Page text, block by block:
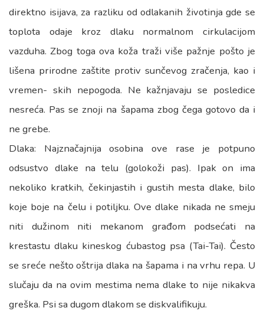
direktno isijava, za razliku od odlakanih životinja gde se
toplota odaje kroz dlaku normalnom cirkulacijom
vazduha. Zbog toga ova koža traži više pažnje pošto je
lišena prirodne zaštite protiv sunčevog zračenja, kao i
vremen- skih nepogoda. Ne kažnjavaju se posledice
nesreća. Pas se znoji na šapama zbog čega gotovo da i
ne grebe.
Dlaka: Najznačajnija osobina ove rase je potpuno
odsustvo dlake na telu (golokoži pas). Ipak on ima
nekoliko kratkih, čekinjastih i gustih mesta dlake, bilo
koje boje na čelu i potiljku. Ove dlake nikada ne smeju
niti dužinom niti mekanom građom podsećati na
krestastu dlaku kineskog ćubastog psa (Tai-Tai). Često
se sreće nešto oštrija dlaka na šapama i na vrhu repa. U
slučaju da na ovim mestima nema dlake to nije nikakva
greška. Psi sa dugom dlakom se diskvalifikuju.